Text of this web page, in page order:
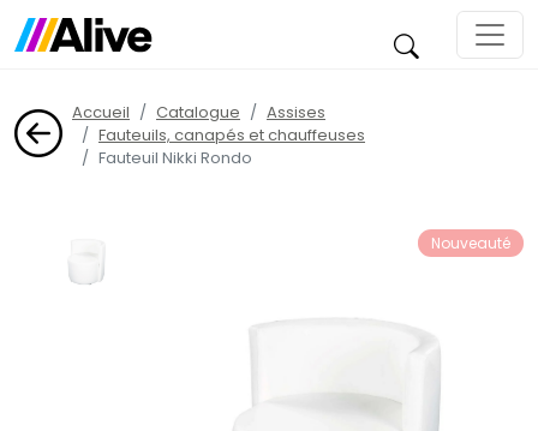
Accueil Catalogue
Assises
Fauteuils, canapés et chauffeuses
Fauteuil Nikki Rondo
Nouveauté